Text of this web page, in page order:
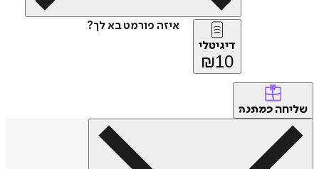
איזה פורמט בא לך?
דיגיטלי
₪
כמתנה